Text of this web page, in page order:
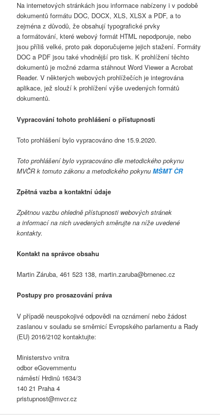
Na internetových stránkách jsou informace nabízeny i v podobě
dokumentů formátu DOC, DOCX, XLS, XLSX a PDF, a to
zejména z důvodů, že obsahují typografické prvky
a formátování, které webový formát HTML nepodporuje, nebo
jsou příliš velké, proto pak doporučujeme jejich stažení. Formáty
DOC a PDF jsou také vhodnější pro tisk. K prohlížení těchto
dokumentů je možné zdarma stáhnout Word Viewer a Acrobat
Reader. V některých webových prohlížečích je integrována
aplikace, jež slouží k prohlížení výše uvedených formátů
dokumentů.
Vypracování tohoto prohlášení o přístupnosti
Toto prohlášení bylo vypracováno dne 15.9.2020.
Toto prohlášení bylo vypracováno dle metodického pokynu
MVČR k tomuto zákonu a metodického pokynuMŠMT ČR
Zpětná vazba a kontaktní údaje
Zpětnou vazbu ohledně přístupnosti webových stránek
a informací na nich uvedených směrujte na níže uvedené
kontakty.
Kontakt na správce obsahu
Martin Záruba, 461 523 138, martin.zaruba@brnenec.cz
Postupy pro prosazování práva
V případě neuspokojivé odpovědi na oznámení nebo žádost
zaslanou v souladu se směrnicí Evropského parlamentu a Rady
(EU) 2016/2102 kontaktujte:
Ministerstvo vnitra
odbor eGovernmentu
náměstí Hrdinů 1634/3
140 21 Praha 4
pristupnost@mvcr.cz